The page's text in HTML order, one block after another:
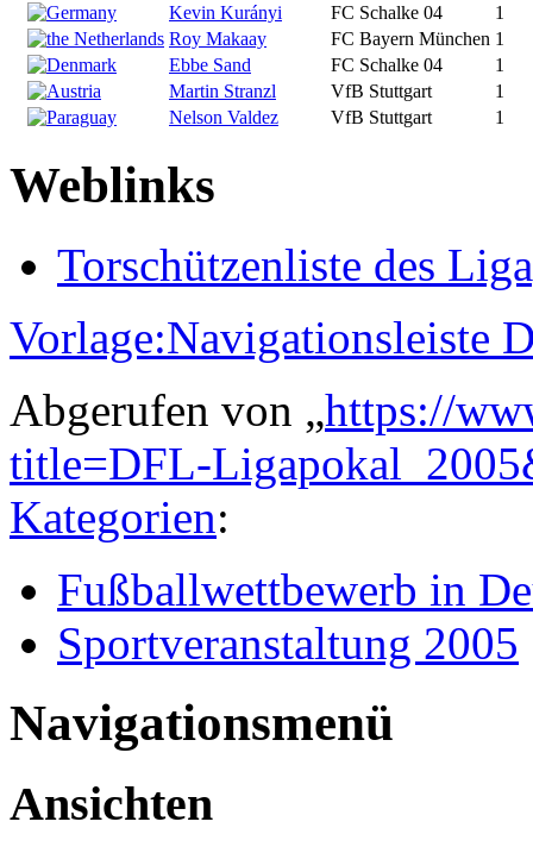
Kevin Kurányi
FC Schalke 04
1
Roy Makaay
FC Bayern München 1
Ebbe Sand
FC Schalke 04
1
Martin Stranzl
VfB Stuttgart
1
Nelson Valdez
VfB Stuttgart 1
Weblinks
Torschützenliste des
Vorlage:Navigationsleiste
Abgerufen von „https://
title=DFL-
Kategorien:
Fußballwettbewerb in
Sportveranstaltung 2005
Navigationsmenü
Ansichten